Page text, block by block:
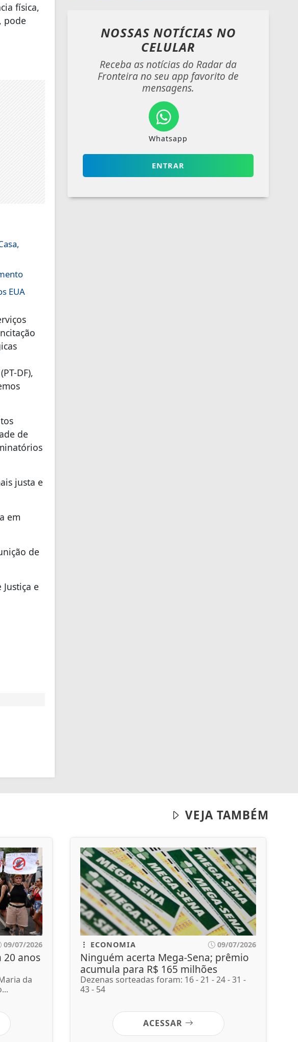
física,
pode
EUA
DF),
de
justa e
em
de
e
NOSSAS NOTÍCIAS NO
CELULAR
Receba as notícias do Radar da
Fronteira no seu app favorito de
mensagens.
Whatsapp
ENTRAR
VEJA TAMBÉM
09/07/2026
20 anos
da
ECONOMIA 09/07/2026
Ninguém acerta Mega-Sena; prêmio
acumula para R$ 165 milhões
Dezenas sorteadas foram: 16 - 21 - 24 - 31 -
43 - 54
ACESSAR